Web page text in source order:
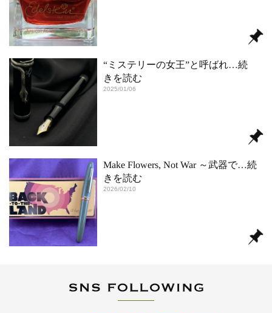
“ミステリーの女王”と呼ばれ…続
きを読む
2025/01/06
Make Flowers, Not War ～武器で…続
きを読む
2026/02/10